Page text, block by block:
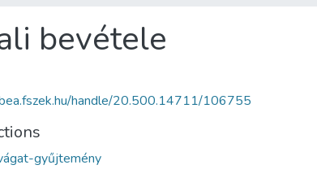
bevétele
handle/20.500.14711/106755
gyűjtemény